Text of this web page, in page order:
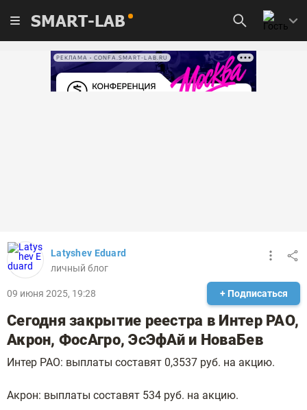
SMART-LAB
РЕКЛАМА • CONFA.SMART-LAB.RU
Latyshev Eduard
личный блог
09 июня 2025, 19:28 + Подписаться
Сегодня закрытие реестра в Интер РАО,
Акрон, ФосАгро, ЭсЭфАй и НоваБев
Интер РАО: выплаты составят 0,3537 руб. на акцию.
Акрон: выплаты составят 534 руб. на акцию.